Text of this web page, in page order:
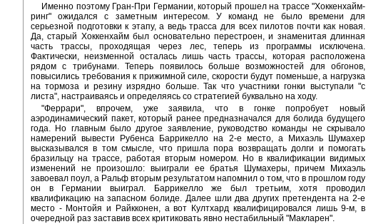
Именно поэтому Гран-При Германии, который прошел на трассе "Хоккенхайм-
ринг" ожидался с заметным интересом. У команд не было времени для
серьезной подготовки к этапу, а ведь трасса для всех пилотов почти как новая.
Да, старый Хоккенхайм был основательно перестроен, и знаменитая длинная
часть трассы, проходящая через лес, теперь из программы исключена.
Фактически, неизменной осталась лишь часть трассы, которая расположена
рядом с трибунами. Теперь появилось больше возможностей для обгонов,
повысились требования к прижимной силе, скорости будут поменьше, а нагрузка
на тормоза и резину изрядно больше. Так что участники гонки выступали "с
листа", настраиваясь и определяясь со стратегией буквально на ходу.
"Феррари", впрочем, уже заявила, что в гонке попробует новый
аэродинамический пакет, который ранее предназначался для болида будущего
года. Но главным было другое заявление, руководство команды не скрывало
намерений вывести Рубенса Баррикелло на 2-е место, а Михаэль Шумахер
высказывался в том смысле, что пришла пора возвращать долги и помогать
бразильцу на трассе, работая вторым номером. Но в квалификации видимых
изменений не произошло: выиграли ее братья Шумахеры, причем Михаэль
завоевал поул, а Ральф вторым результатом напомнил о том, что в прошлом году
он в Германии выиграл. Баррикелло же был третьим, хотя проводил
квалификацию на запасном болиде. Далее шли два других претендента на 2-е
место - Монтойя и Райкконен, а вот Култхард квалифицировался лишь 9-м, в
очередной раз заставив всех критиковать явно нестабильный "Макларен".